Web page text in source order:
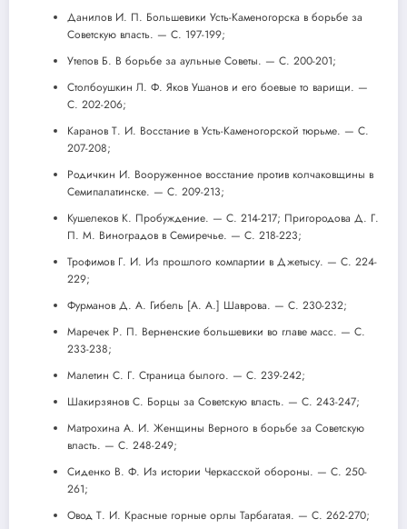
Данилов И. П. Большевики Усть-Каменогорска в борьбе за
Советскую власть. — С. 197-199;
Утепов Б. В борьбе за аульные Советы. — С. 200-201;
Столбоушкин Л. Ф. Яков Ушанов и его боевые то варищи. —
С. 202-206;
Каранов Т. И. Восстание в Усть-Каменогорской тюрьме. — С.
207-208;
Родичкин И. Вооруженное восстание против колчаковщины в
Семипалатинске. — С. 209-213;
Кушелеков К. Пробуждение. — С. 214-217; Пригородова Д. Г.
П. М. Виноградов в Семиречье. — С. 218-223;
Трофимов Г. И. Из прошлого компартии в Джетысу. — С. 224-
229;
Фурманов Д. А. Гибель [А. А.] Шаврова. — С. 230-232;
Маречек Р. П. Верненские большевики во главе масс. — С.
233-238;
Малетин С. Г. Страница былого. — С. 239-242;
Шакирзянов С. Борцы за Советскую власть. — С. 243-247;
Матрохина А. И. Женщины Верного в борьбе за Советскую
власть. — С. 248-249;
Сиденко В. Ф. Из истории Черкасской обороны. — С. 250-
261;
Овод Т. И. Красные горные орлы Тарбагатая. — С. 262-270;